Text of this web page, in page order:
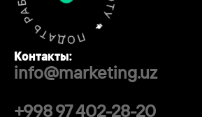
Контакты:
info@marketing.uz
+998 97 402-28-20